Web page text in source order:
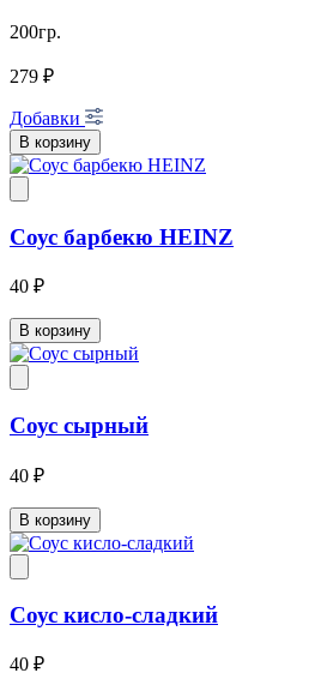
200гр.
279 ₽
Добавки
В корзину
Соус барбекю HEINZ
40 ₽
В корзину
Соус сырный
40 ₽
В корзину
Соус кисло-сладкий
40 ₽